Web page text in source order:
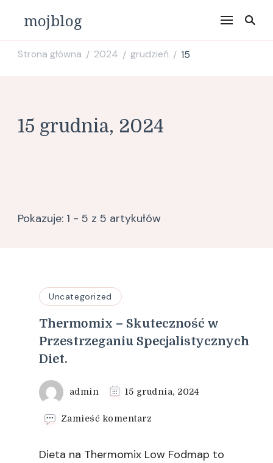
mojblog
Strona główna / 2024 / grudzień / 15
15 grudnia, 2024
Pokazuje: 1 - 5 z 5 artykułów
Uncategorized
Thermomix – Skuteczność w
Przestrzeganiu Specjalistycznych
Diet.
admin 15 grudnia, 2024
Zamieść komentarz
–
Dieta na Thermomix Low Fodmap to